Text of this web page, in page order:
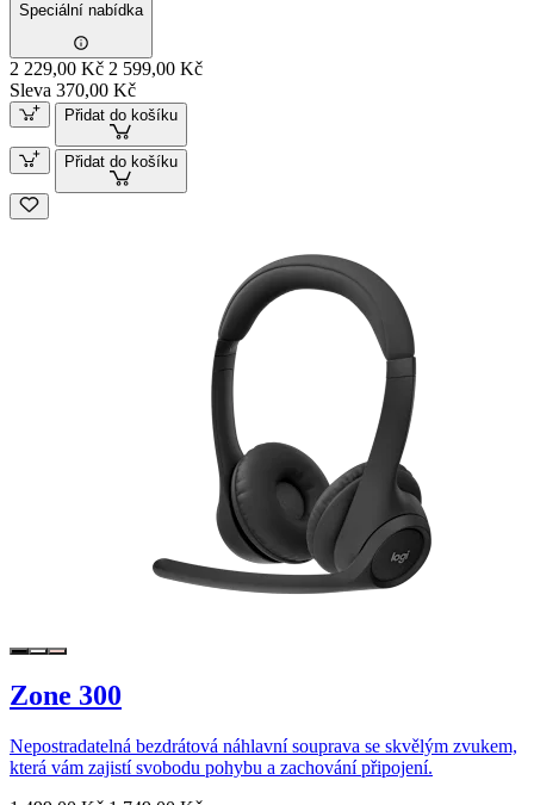
Speciální nabídka
2 229,00 Kč 2 599,00 Kč
Sleva 370,00 Kč
Přidat do košíku
Přidat do košíku
Zone 300
Nepostradatelná bezdrátová náhlavní souprava se skvělým zvukem,
která vám zajistí svobodu pohybu a zachování připojení.